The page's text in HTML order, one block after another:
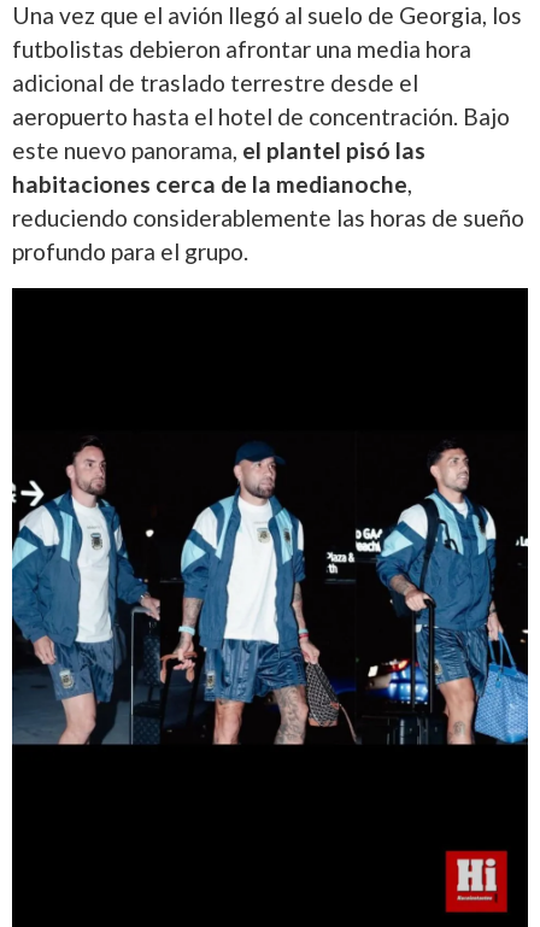
Una vez que el avión llegó al suelo de Georgia, los
futbolistas debieron afrontar una media hora
adicional de traslado terrestre desde el
aeropuerto hasta el hotel de concentración. Bajo
este nuevo panorama, el plantel pisó las
habitaciones cerca de la medianoche,
reduciendo considerablemente las horas de sueño
profundo para el grupo.